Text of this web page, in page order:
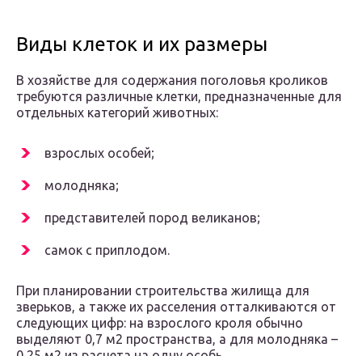
Виды клеток и их размеры
В хозяйстве для содержания поголовья кроликов
требуются различные клетки, предназначенные для
отдельных категорий животных:
взрослых особей;
молодняка;
представителей пород великанов;
самок с приплодом.
При планировании строительства жилища для
зверьков, а также их расселения отталкиваются от
следующих цифр: на взрослого кроля обычно
выделяют 0,7 м2 пространства, а для молодняка –